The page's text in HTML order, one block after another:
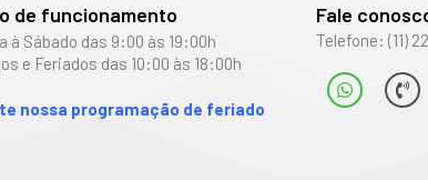
de funcionamento
à Sábado das 9:00 às 19:00h
e Feriados das 10:00 às 18:00h
nossa programação de feriado
Fale
Telefone: (11)